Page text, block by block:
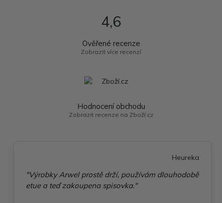
4,6
Ověřené recenze
Zobrazit více recenzí
Hodnocení obchodu
Zobrazit recenze na Zboží.cz
Heureka
"Výrobky Arwel prostě drží, používám dlouhodobě
etue a teď zakoupena spisovka."